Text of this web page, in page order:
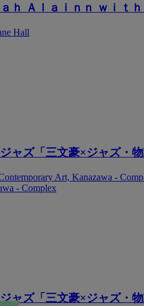
ｈ Ａｌａｉｎｎ ｗｉｔ
Hall
ャズ「三文豪×ジャズ・物
Art, Kanazawa -
- Complex
ャズ「三文豪×ジャズ・物